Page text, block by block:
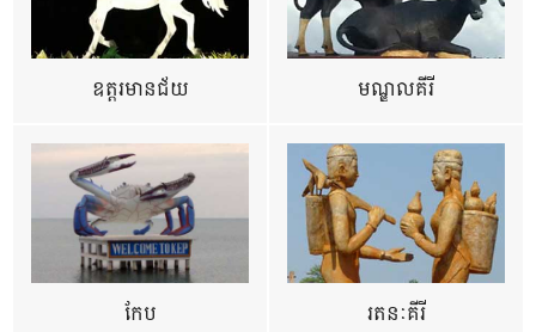
ឧត្ដរមានជ័យ មណ្ឌលគីរី
កែប រតនៈគីរី